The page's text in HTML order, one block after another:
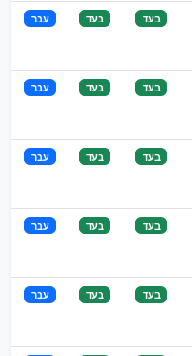
בעד בעד עבר
בעד בעד עבר
בעד בעד עבר
בעד בעד עבר
בעד בעד עבר